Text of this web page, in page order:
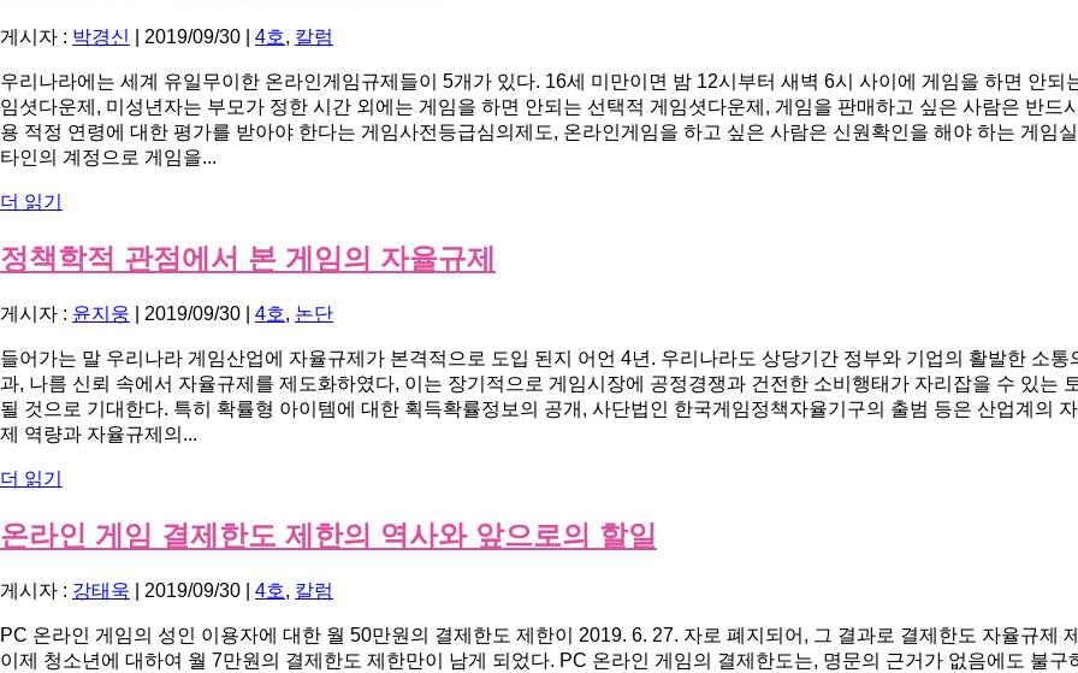
게시자 : 박경신 2019/09/30 4호, 칼럼
우리나라에는 세계 유일무이한 온라인게임규제들이 5개가 있다. 16세 미만이면 밤 12시부터 새벽 6시 사이에 게임을 하면 안되
임셧다운제, 미성년자는 부모가 정한 시간 외에는 게임을 하면 안되는 선택적 게임셧다운제, 게임을 판매하고 싶은 사람은 반드
용 적정 연령에 대한 평가를 받아야 한다는 게임사전등급심의제도, 온라인게임을 하고 싶은 사람은 신원확인을 해야 하는 게임
타인의 계정으로 게임을...
더 읽기
정책학적 관점에서 본 게임의 자율규제
게시자 : 윤지웅 2019/09/30 4호, 논단
들어가는 말 우리나라 게임산업에 자율규제가 본격적으로 도입 된지 어언 4년. 우리나라도 상당기간 정부와 기업의 활발한 소통
과, 나름 신뢰 속에서 자율규제를 제도화하였다, 이는 장기적으로 게임시장에 공정경쟁과 건전한 소비행태가 자리잡을 수 있는
될 것으로 기대한다. 특히 확률형 아이템에 대한 획득확률정보의 공개, 사단법인 한국게임정책자율기구의 출범 등은 산업계의
제 역량과 자율규제의...
더 읽기
온라인 게임 결제한도 제한의 역사와 앞으로의 할일
게시자 : 강태욱 2019/09/30 4호, 칼럼
PC 온라인 게임의 성인 이용자에 대한 월 50만원의 결제한도 제한이 2019. 6. 27. 자로 폐지되어, 그 결과로 결제한도 자율규제
이제 청소년에 대하여 월 7만원의 결제한도 제한만이 남게 되었다. PC 온라인 게임의 결제한도는, 명문의 근거가 없음에도 불구